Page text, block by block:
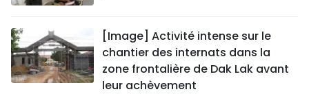
[Image] Activité intense sur le
chantier des internats dans la
zone frontalière de Dak Lak avant
leur achèvement